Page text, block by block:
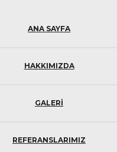
ANA SAYFA
HAKKIMIZDA
GALERİ
REFERANSLARIMIZ